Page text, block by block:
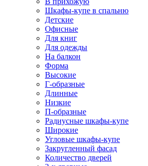
Шкафы-купе в спальню
Детские
Офисные
Для книг
Для одежды
На балкон
Форма
Высокие
Г-образные
Длинные
Низкие
П-образные
Радиусные шкафы-купе
Широкие
Угловые шкафы-купе
Закругленный фасад
Количество дверей